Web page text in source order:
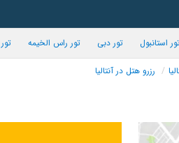
استانبول تور دبی تور راس الخیمه
رزرو هتل در آنتالیا